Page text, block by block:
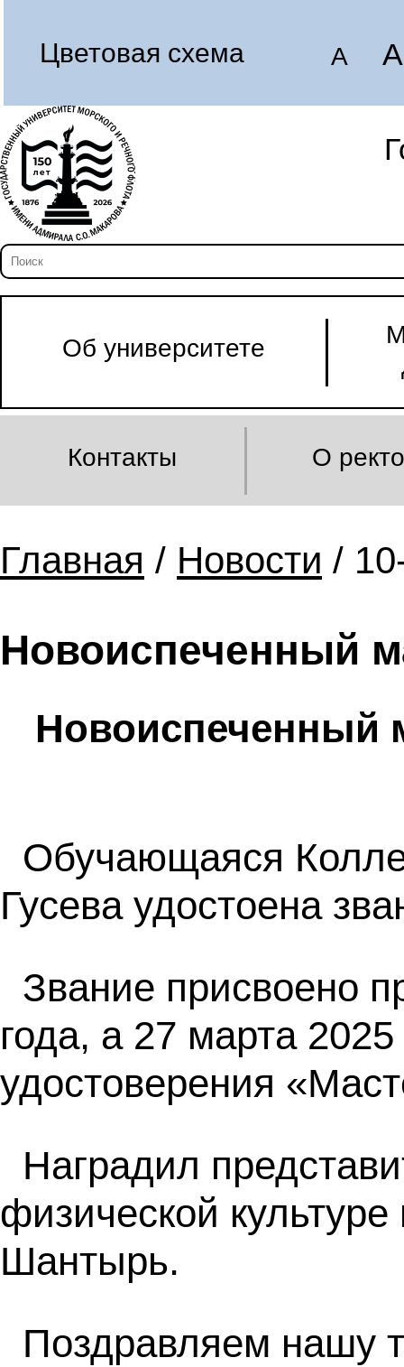
Цветовая схема A A
Об университете
Контакты О
Главная / Новости /
Новоиспеченный
Новоиспеченный
Обучающаяся
Гусева удостоена
Звание присвоено
года, а 27 марта
удостоверения
Наградил
физической
Шантырь.
Поздравляем нашу